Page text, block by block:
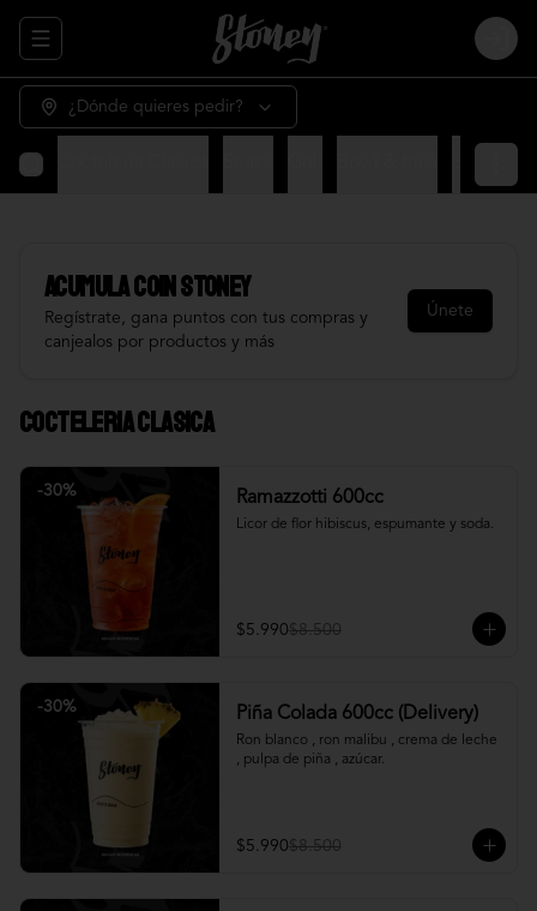
Abrir menu de navegación Login
¿Dónde quieres pedir?
AcumulaCOIN STONEY
Regístrate, gana puntos con tus compras y
canjealos por productos y más
Únete
Cocteleria Clasica
-30% Ramazzotti 600cc
Licor de flor hibiscus, espumante y soda.
$5.990$8.500
-30% Piña Colada 600cc (Delivery)
Ron blanco , ron malibu , crema de leche
, pulpa de piña , azúcar.
$5.990$8.500